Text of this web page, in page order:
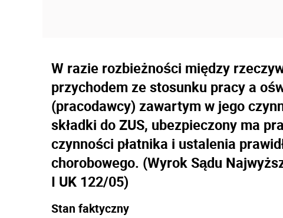
W razie rozbieżności między
przychodem ze stosunku pracy a
(pracodawcy) zawartym w jego
składki do ZUS, ubezpieczony ma
czynności płatnika i ustalenia
chorobowego. (Wyrok Sądu
I UK 122/05)
Stan faktyczny